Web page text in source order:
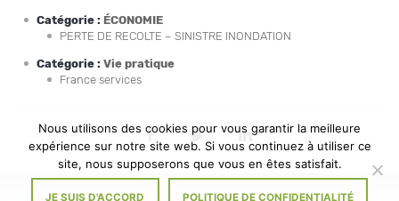
Catégorie : ÉCONOMIE
PERTE DE RECOLTE – SINISTRE INONDATION
Catégorie : Vie pratique
France services
Partager
sur
Facebook
Partager
sur
Twitter
Partager
sur
Linkedin
Nous utilisons des cookies pour vous garantir la meilleure
expérience sur notre site web. Si vous continuez à utiliser ce
site, nous supposerons que vous en êtes satisfait.
JE SUIS D'ACCORD POLITIQUE DE CONFIDENTIALITÉ